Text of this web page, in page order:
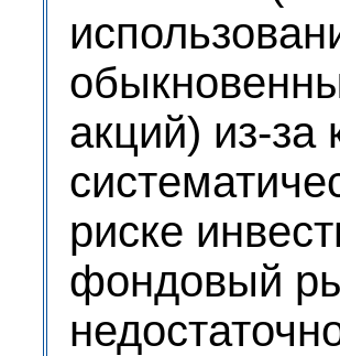
акций) из-за
риске
фондовый